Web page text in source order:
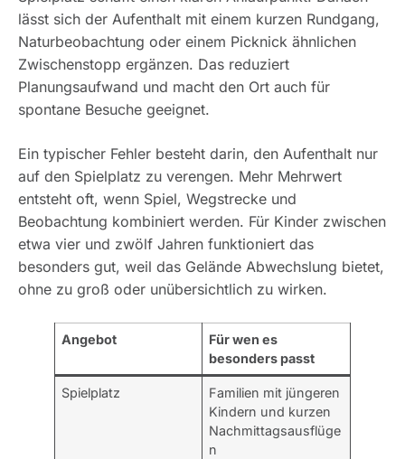
lässt sich der Aufenthalt mit einem kurzen Rundgang,
Naturbeobachtung oder einem Picknick ähnlichen
Zwischenstopp ergänzen. Das reduziert
Planungsaufwand und macht den Ort auch für
spontane Besuche geeignet.
Ein typischer Fehler besteht darin, den Aufenthalt nur
auf den Spielplatz zu verengen. Mehr Mehrwert
entsteht oft, wenn Spiel, Wegstrecke und
Beobachtung kombiniert werden. Für Kinder zwischen
etwa vier und zwölf Jahren funktioniert das
besonders gut, weil das Gelände Abwechslung bietet,
ohne zu groß oder unübersichtlich zu wirken.
Angebot
Für wen es
besonders passt
Spielplatz
Familien mit jüngeren
Kindern und kurzen
Nachmittagsausflüge
n